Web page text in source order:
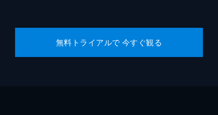
無料トライアルで 今すぐ観る